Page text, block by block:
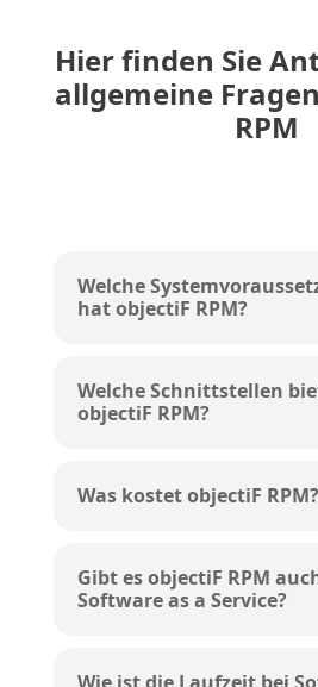
Hier finden Sie
allgemeine
RPM
Welche
hat objectiF RPM?
Welche Schnittstellen
objectiF RPM?
Was kostet objectiF RPM?
Gibt es objectiF RPM
Software as a Service?